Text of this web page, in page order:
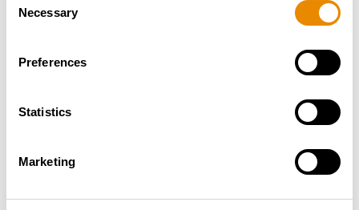
Selection
Necessary
Preferences
Statistics
Marketing
BLUELIFT SA 26
-
Reichweite:
-